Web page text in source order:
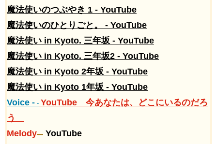
魔法使いのつぶやき 1 - YouTube
魔法使いのひとりごと。 - YouTube
魔法使い in Kyoto. 三年坂 - YouTube​
魔法使い in Kyoto. 三年坂2 - YouTube​
​魔法使い in Kyoto 2年坂 - YouTube
魔法使い in Kyoto 1年坂 - YouTube​
Voice - - YouTube 今あなたは、どこにいるのだろ
う
Melody― YouTube